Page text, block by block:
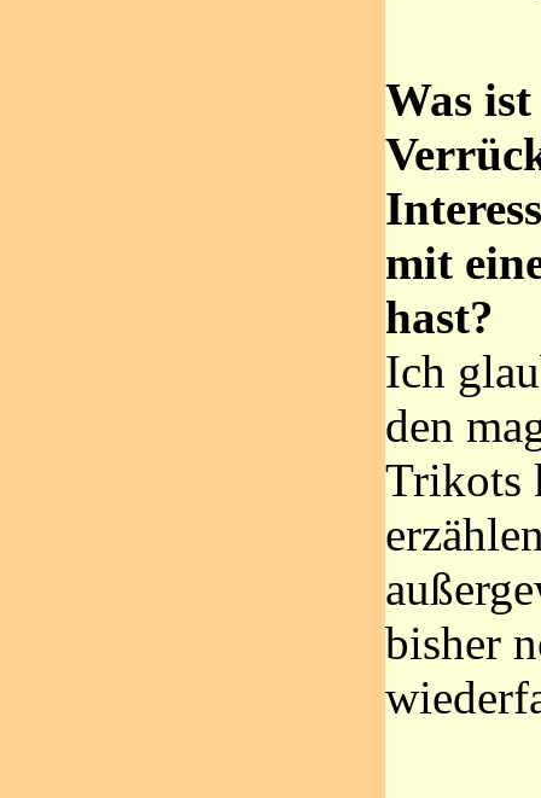
Was
mit
hast?
Ich
den
Trikots
bisher